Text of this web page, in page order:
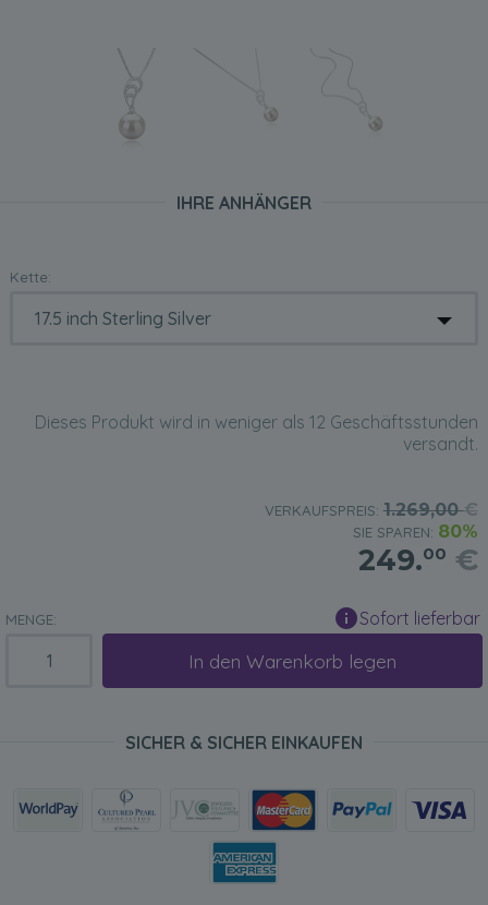
IHRE ANHÄNGER
Kette:
Dieses Produkt wird in weniger als 12 Geschäftsstunden
versandt.
VERKAUFSPREIS: 1.269,00€
SIE SPAREN: 80%
249.00 €
MENGE: Sofort lieferbar
In den Warenkorb legen
SICHER & SICHER EINKAUFEN